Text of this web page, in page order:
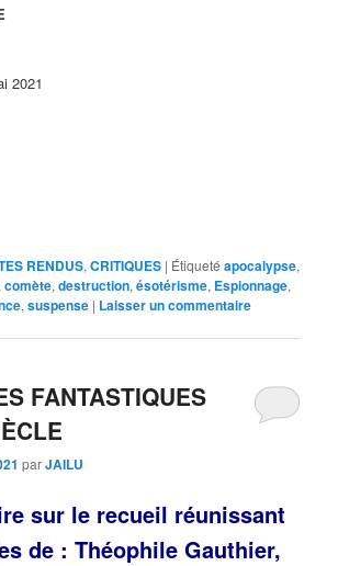
2021
RENDUS,CRITIQUES | Étiqueté apocalypse,
,comète,destruction,ésotérisme, Espionnage,
,suspense | Laisser un commentaire
FANTASTIQUES
parJAILU
sur le recueil réunissant
de : Théophile Gauthier,